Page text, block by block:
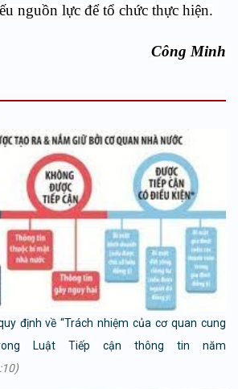
nguồn lực để tổ chức thực hiện.
Công Minh
định về “Trách nhiệm của cơ quan cung
Luật Tiếp cận thông tin năm